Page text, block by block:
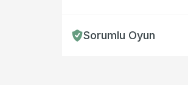
Sorumlu Oyun